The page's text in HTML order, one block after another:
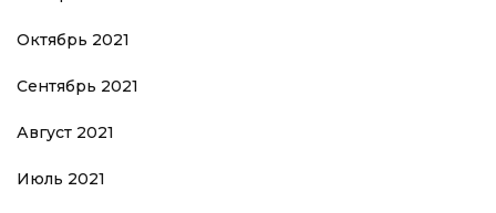
Октябрь 2021
Сентябрь 2021
Август 2021
Июль 2021